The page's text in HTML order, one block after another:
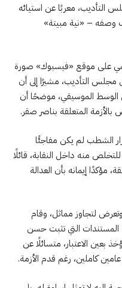
التأديب، معربًا عن استيائه
وصفه – «نية مبيتة»
على موقع «فيسبوك» صورة
مجلس التأديب، مشيرًا إلى أن
الوسط الموسيقي، موضحًا أن
المتعلقة بناصر صقر.
الشطب لم يكن مفاجئًا
منه داخل النقابة، قائلًا
مؤكدًا إيمانه بأن العدالة
لتجاوز مماثل، وقام
المستندات التي تثبت حسن
بعين الاعتبار، متسائلًا عن
كاملين، رغم قدم الأزمة.